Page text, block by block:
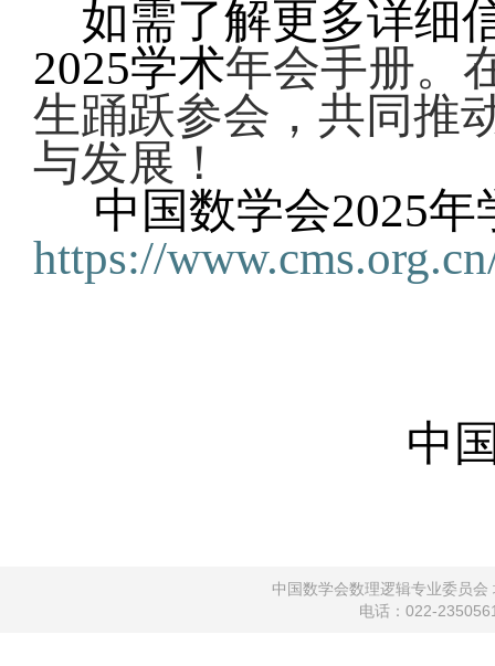
如需了解更多详细
2025学术年会手册。
生踊跃参会，共同推
与发展！
中国数学会2025年
https://
中国数学
中国数学会数理逻辑专业委员
电话：022-